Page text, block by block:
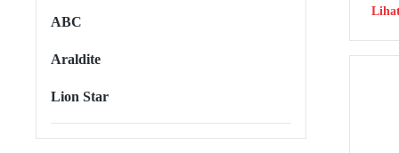
ABC
Araldite
Lion Star